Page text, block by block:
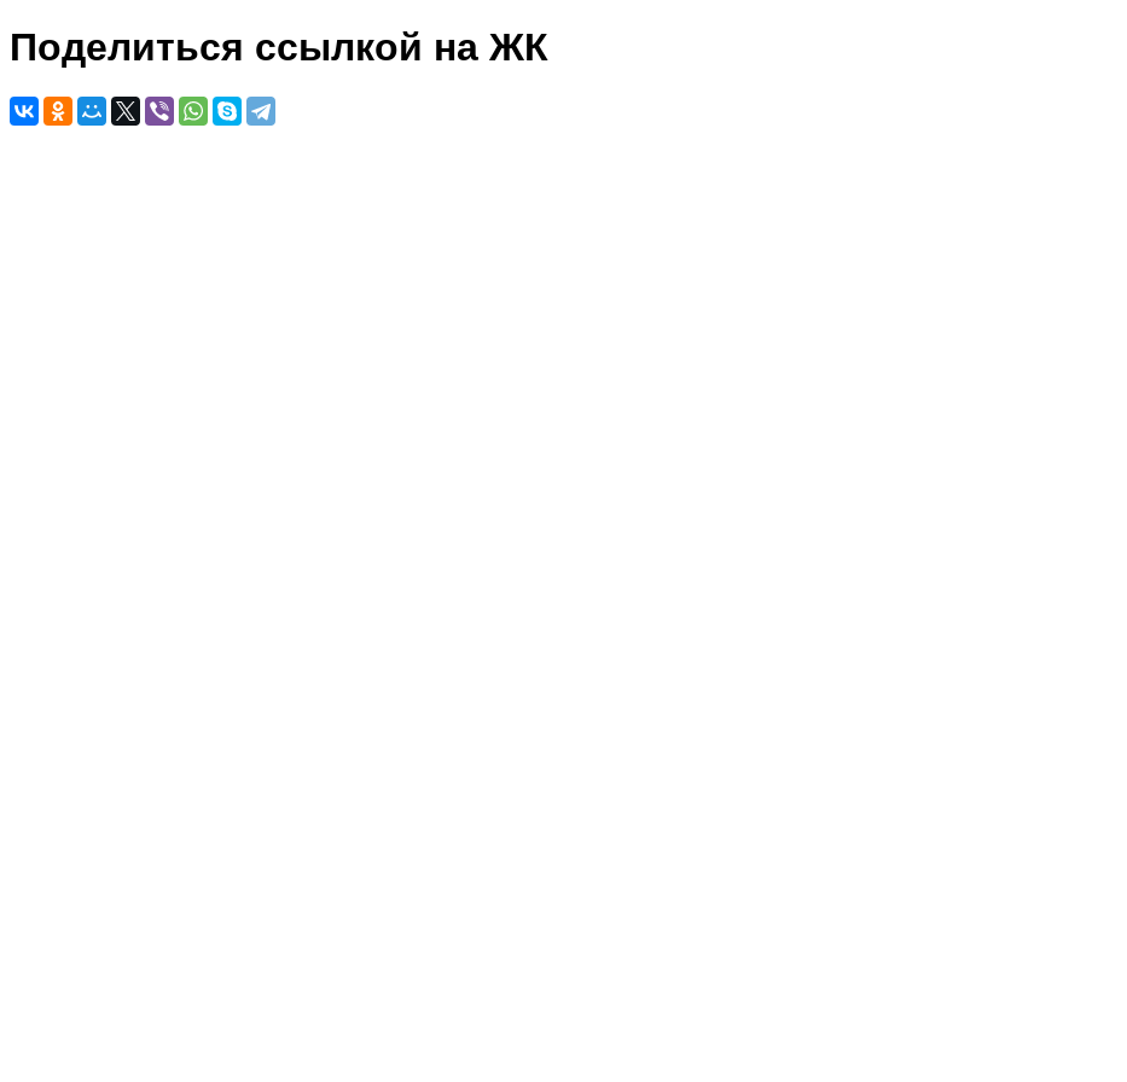
Поделиться ссылкой на ЖК